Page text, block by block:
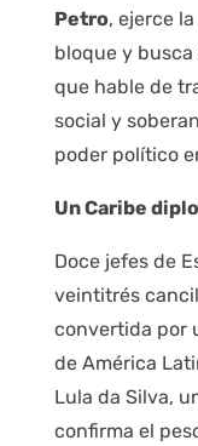
Petro, ejerce
bloque y
que hable de
social y
poder político
Un Caribe
Doce jefes de
veintitrés
convertida por
de América
Lula da Silva,
confirma el